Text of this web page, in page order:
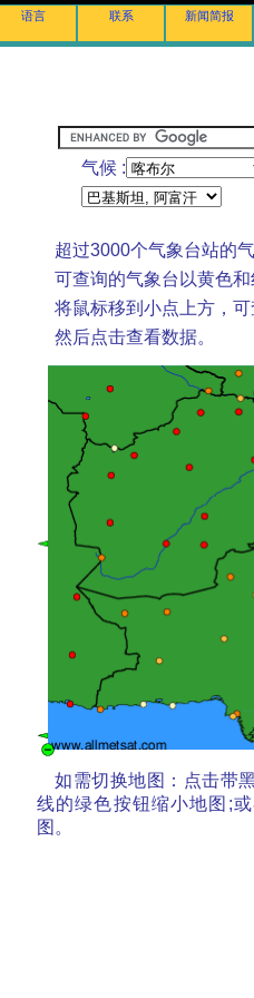
语言 联系 新闻简报
气候 :
超过3000个气象台站的气
可查询的气象台以黄色和
将鼠标移到小点上方，可
然后点击查看数据。
如需切换地图：点击带
线的绿色按钮缩小地图;
图。